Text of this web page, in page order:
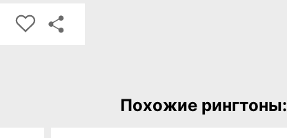
Похожие рингтоны: